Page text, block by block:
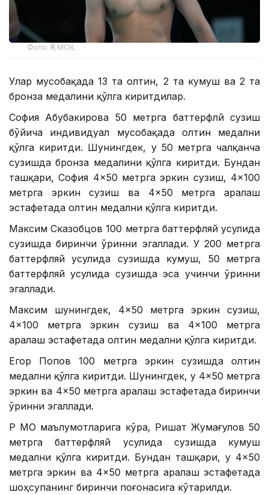
Фото: ҚР МОҚ
Улар мусобақада 13 та олтин, 2 та кумуш ва 2 та
бронза медалини қўлга киритдилар.
София Абубакирова 50 метрга баттерфлй сузиш
бўйича индивидуал мусобақада олтин медални
қўлга киритди. Шунингдек, у 50 метрга чалқанча
сузишда бронза медалини қўлга киритди. Бундан
ташқари, София 4×50 метрга эркин сузиш, 4×100
метрга эркин сузиш ва 4×50 метрга аралаш
эстафетада олтин медални қўлга киритди.
Максим Сказобцов 100 метрга баттерфляй усулида
сузишда биринчи ўринни эгаллади. У 200 метрга
баттерфляй усулида сузишда кумуш, 50 метрга
баттерфляй усулида сузишда эса учинчи ўринни
эгаллади.
Максим шунингдек, 4×50 метрга эркин сузиш,
4×100 метрга эркин сузиш ва 4×100 метрга
аралаш эстафетада олтин медални қўлга киритди.
Егор Попов 100 метрга эркин сузишда олтин
медални қўлга киритди. Шунингдек, у 4×50 метрга
эркин ва 4×50 метрга аралаш эстафетада биринчи
ўринни эгаллади.
ҚР МОҚ маълумотларига кўра, Ришат Жумағулов 50
метрга баттерфляй усулида сузишда кумуш
медални қўлга киритди. Бундан ташқари, у 4×50
метрга эркин ва 4×50 метрга аралаш эстафетада
шоҳсупанинг биринчи поғонасига кўтарилди.